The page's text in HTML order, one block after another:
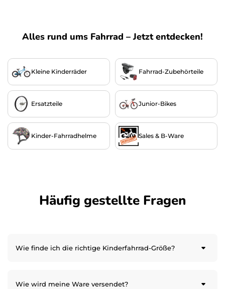
Alles rund ums Fahrrad – Jetzt entdecken!
Kleine Kinderräder Fahrrad-Zubehörteile
Ersatzteile Junior-Bikes
Kinder-Fahrradhelme Sales & B-Ware
Häufig gestellte Fragen
Wie finde ich die richtige Kinderfahrrad-Größe?
Wie wird meine Ware versendet?